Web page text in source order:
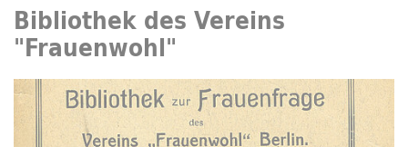
Bibliothek des Vereins
"Frauenwohl"